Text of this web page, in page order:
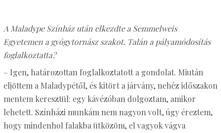
A Maladype Színház után elkezdte a Semmelweis
Egyetemen a gyógytornász szakot. Talán a pályamódosítás
foglalkoztatta?
– Igen, határozottan foglalkoztatott a gondolat. Miután
eljöttem a Maladypétől, és kitört a járvány, nehéz időszakon
mentem keresztül: egy kávézóban dolgoztam, amikor
lehetett. Színházi munkám nem nagyon volt, úgy éreztem,
hogy mindenhol falakba ütközöm, el vagyok vágva